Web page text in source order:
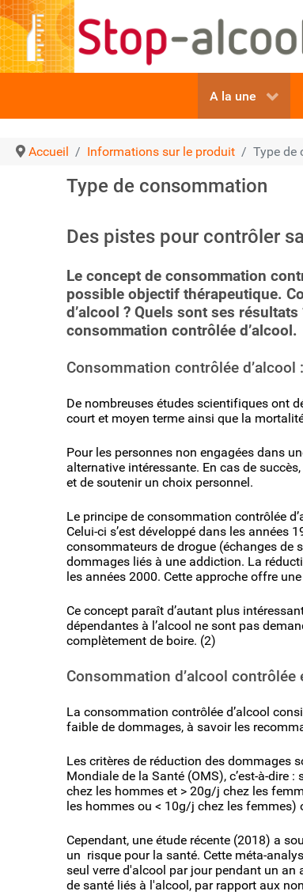
A la une
Accueil Informations sur le produit Type de
Type de consommation
Des pistes pour contrôler
Le concept de consommation
possible objectif thérapeutique.
d’alcool ? Quels sont ses
consommation contrôlée d’alcool.
Consommation contrôlée d’alcool :
De nombreuses études scientifiques ont
court et moyen terme ainsi que la
Pour les personnes non engagées dans
alternative intéressante. En cas de
et de soutenir un choix personnel.
Le principe de consommation contrôlée
Celui-ci s’est développé dans les années
consommateurs de drogue (échanges de
dommages liés à une addiction. La
les années 2000. Cette approche offre
Ce concept paraît d’autant plus
dépendantes à l’alcool ne sont pas
complètement de boire. (2)
Consommation d’alcool contrôlée
La consommation contrôlée d’alcool
faible de dommages, à savoir les
Les critères de réduction des dommages
Mondiale de la Santé (OMS), c’est-à-dire
chez les hommes et > 20g/j chez les
les hommes ou < 10g/j chez les
Cependant, une étude récente (2018) a
un risque pour la santé. Cette méta-
seul verre d'alcool par jour pendant un an
de santé liés à l'alcool, par rapport aux